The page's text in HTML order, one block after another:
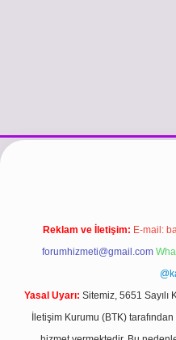
betci.cobetci
Reklam ve İletişim: E-mail:
forumhizmeti@gmail.com
Yasal Uyarı: Sitemiz, 5651
İletişim Kurumu (BTK)